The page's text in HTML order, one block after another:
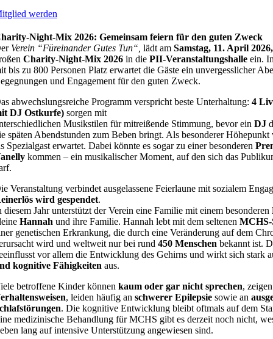
werden
Night-Mix 2026: Gemeinsam feiern für den guten Zweck
Verein “Füreinander Gutes Tun“, lädt am Samstag, 11. April
Charity-Night-Mix 2026 in die PII-Veranstaltungshalle ein.
bis zu 800 Personen Platz erwartet die Gäste ein unvergesslicher
und Engagement für den guten Zweck.
abwechslungsreiche Programm verspricht beste Unterhaltung: 4
DJ Ostkurfe) sorgen mit
Musikstilen für mitreißende Stimmung, bevor ein DJ
späten Abendstunden zum Beben bringt. Als besonderer
Spezialgast erwartet. Dabei könnte es sogar zu einer besonderen
kommen – ein musikalischer Moment, auf den sich das
Veranstaltung verbindet ausgelassene Feierlaune mit sozialem
wird gespendet.
diesem Jahr unterstützt der Verein eine Familie mit einem besonderen
Hannah und ihre Familie. Hannah lebt mit dem seltenen
genetischen Erkrankung, die durch eine Veränderung auf dem
wird und weltweit nur bei rund 450 Menschen bekannt ist.
vor allem die Entwicklung des Gehirns und wirkt sich stark
kognitive Fähigkeiten aus.
betroffene Kinder können kaum oder gar nicht sprechen,
, leiden häufig an schwerer Epilepsie sowie an
. Die kognitive Entwicklung bleibt oftmals auf dem
medizinische Behandlung für MCHS gibt es derzeit noch nicht,
lang auf intensive Unterstützung angewiesen sind.